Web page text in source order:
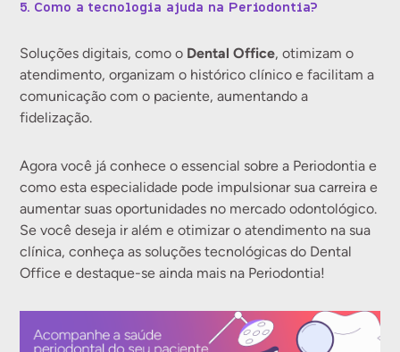
5. Como a tecnologia ajuda na Periodontia?
Soluções digitais, como o Dental Office, otimizam o
atendimento, organizam o histórico clínico e facilitam a
comunicação com o paciente, aumentando a
fidelização.
Agora você já conhece o essencial sobre a Periodontia e
como esta especialidade pode impulsionar sua carreira e
aumentar suas oportunidades no mercado odontológico.
Se você deseja ir além e otimizar o atendimento na sua
clínica, conheça as soluções tecnológicas do Dental
Office e destaque-se ainda mais na Periodontia!